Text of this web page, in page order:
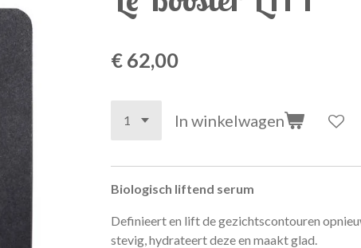
€ 62,00
In winkelwagen
Biologisch liftend serum
Definieert en lift de gezichtscontouren
stevig, hydrateert deze en maakt glad.